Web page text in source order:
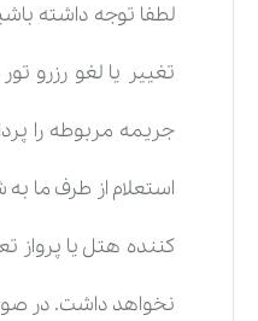
لطفا توجه داشته
تغییر یا لغو رزرو
جریمه مربوطه را
استعلام از طرف ما
کننده هتل یا
نخواهد داشت. در